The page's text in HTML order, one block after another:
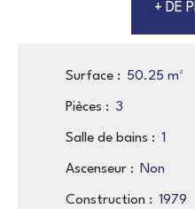
+ DE
Surface : 50.25 m²
Pièces : 3
Salle de bains : 1
Ascenseur : Non
Construction : 1979